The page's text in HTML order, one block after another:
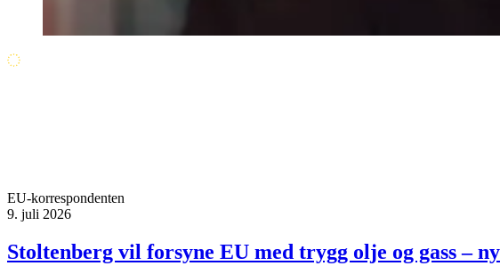
EU-korrespondenten
9. juli 2026
Stoltenberg vil forsyne EU med trygg olje og gass –